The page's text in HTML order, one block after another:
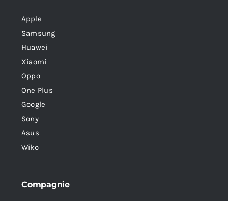
Apple
Samsung
Huawei
Xiaomi
Oppo
One Plus
Google
Sony
Asus
Wiko
Compagnie